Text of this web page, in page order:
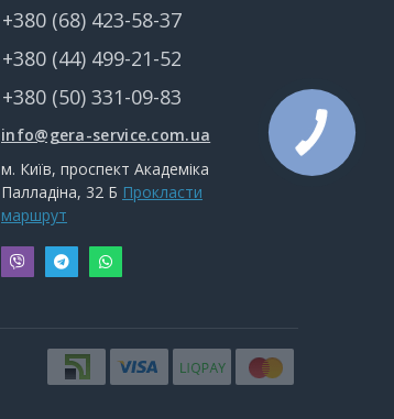
+380 (68) 423-58-37
+380 (44) 499-21-52
+380 (50) 331-09-83
info@gera-service.com.ua
м. Київ, проспект Академіка
Палладіна, 32 Б Прокласти
маршрут